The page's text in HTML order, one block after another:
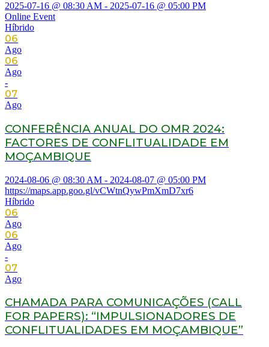
2025-07-16 @ 08:30 AM - 2025-07-16 @ 05:00 PM
Online Event
Híbrido
06
Ago
06
Ago
-
07
Ago
CONFERÊNCIA ANUAL DO OMR 2024:
FACTORES DE CONFLITUALIDADE EM
MOÇAMBIQUE
2024-08-06 @ 08:30 AM - 2024-08-07 @ 05:00 PM
https://maps.app.goo.gl/vCWtnQywPmXmD7xr6
Híbrido
06
Ago
06
Ago
-
07
Ago
CHAMADA PARA COMUNICAÇÕES (CALL
FOR PAPERS): “IMPULSIONADORES DE
CONFLITUALIDADES EM MOÇAMBIQUE”